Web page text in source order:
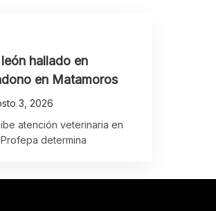
hallado en
en Matamoros
3, 2026
atención veterinaria en
determina